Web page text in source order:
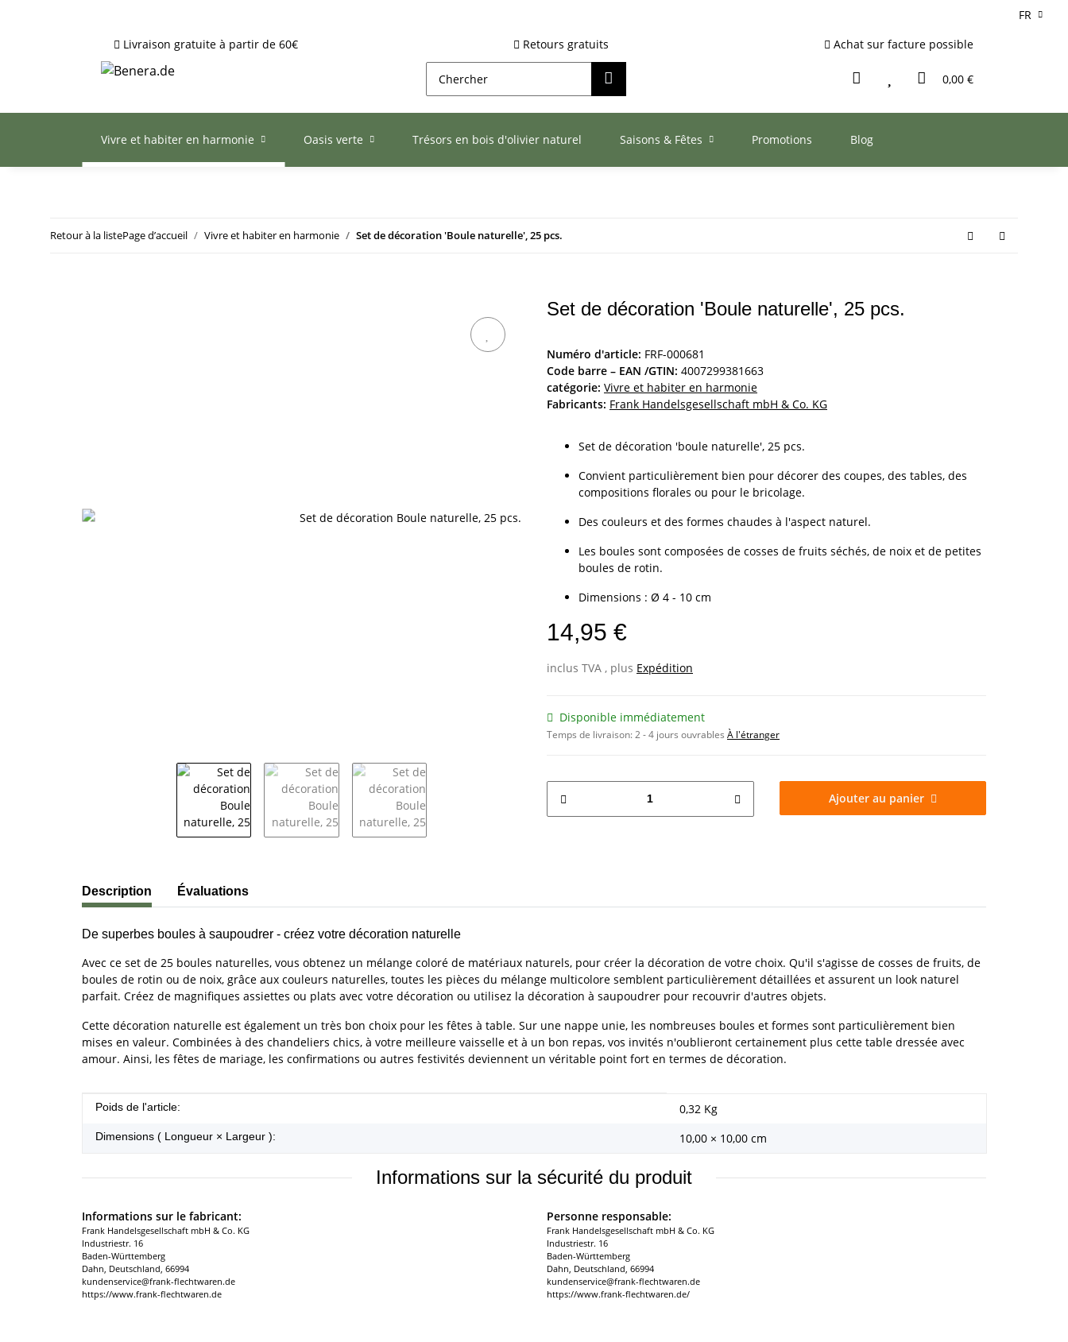
FR
Livraison gratuite à partir de 60€
Retours gratuits Achat sur facture possible
0,00 €
Vivre et habiter en harmonie Oasis verte Trésors en bois d'olivier naturel Saisons & Fêtes Promotions Blog
Retour à la listePage d’accueil Vivre et habiter en harmonie Set de décoration 'Boule naturelle', 25 pcs.
Set de décoration 'Boule naturelle', 25 pcs.
Numéro d'article: FRF-000681
Code barre – EAN /GTIN: 4007299381663
catégorie: Vivre et habiter en harmonie
Fabricants: Frank Handelsgesellschaft mbH & Co. KG
Set de décoration 'boule naturelle', 25 pcs.
Convient particulièrement bien pour décorer des coupes, des tables, des
compositions florales ou pour le bricolage.
Des couleurs et des formes chaudes à l'aspect naturel.
Les boules sont composées de cosses de fruits séchés, de noix et de petites
boules de rotin.
Dimensions : Ø 4 - 10 cm
14,95 €
inclus TVA , plus Expédition
Disponible immédiatement
Temps de livraison:2 - 4 jours ouvrables À l'étranger
Ajouter au panier
#productDetails.showMoreTabs#
Description Évaluations
De superbes boules à saupoudrer - créez votre décoration naturelle
Avec ce set de 25 boules naturelles, vous obtenez un mélange coloré de matériaux naturels, pour créer la décoration de votre choix. Qu'il s'agisse de cosses de fruits, de
boules de rotin ou de noix, grâce aux couleurs naturelles, toutes les pièces du mélange multicolore semblent particulièrement détaillées et assurent un look naturel
parfait. Créez de magnifiques assiettes ou plats avec votre décoration ou utilisez la décoration à saupoudrer pour recouvrir d'autres objets.
Cette décoration naturelle est également un très bon choix pour les fêtes à table. Sur une nappe unie, les nombreuses boules et formes sont particulièrement bien
mises en valeur. Combinées à des chandeliers chics, à votre meilleure vaisselle et à un bon repas, vos invités n'oublieront certainement plus cette table dressée avec
amour. Ainsi, les fêtes de mariage, les confirmations ou autres festivités deviennent un véritable point fort en termes de décoration.
#productDetails.itemInformation#
#productDetails.itemValue#
Poids de l'article: 0,32 Kg
Dimensions ( Longueur × Largeur ): 10,00 × 10,00 cm
Informations sur la sécurité du produit
Informations sur le fabricant:
Frank Handelsgesellschaft mbH & Co. KG
Industriestr. 16
Baden-Württemberg
Dahn, Deutschland, 66994
kundenservice@frank-flechtwaren.de
https://www.frank-flechtwaren.de
Personne responsable:
Frank Handelsgesellschaft mbH & Co. KG
Industriestr. 16
Baden-Württemberg
Dahn, Deutschland, 66994
kundenservice@frank-flechtwaren.de
https://www.frank-flechtwaren.de/